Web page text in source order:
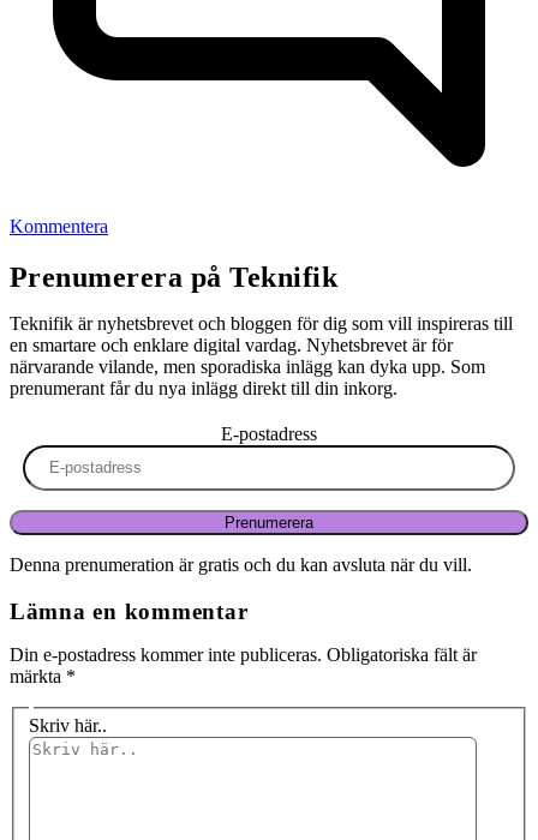
Kommentera
Prenumerera på Teknifik
Teknifik är nyhetsbrevet och bloggen för dig som vill inspireras till
en smartare och enklare digital vardag. Nyhetsbrevet är för
närvarande vilande, men sporadiska inlägg kan dyka upp. Som
prenumerant får du nya inlägg direkt till din inkorg.
E-postadress
Prenumerera
Denna prenumeration är gratis och du kan avsluta när du vill.
Lämna en kommentar
Din e-postadress kommer inte publiceras. Obligatoriska fält är
märkta *
Skriv här..